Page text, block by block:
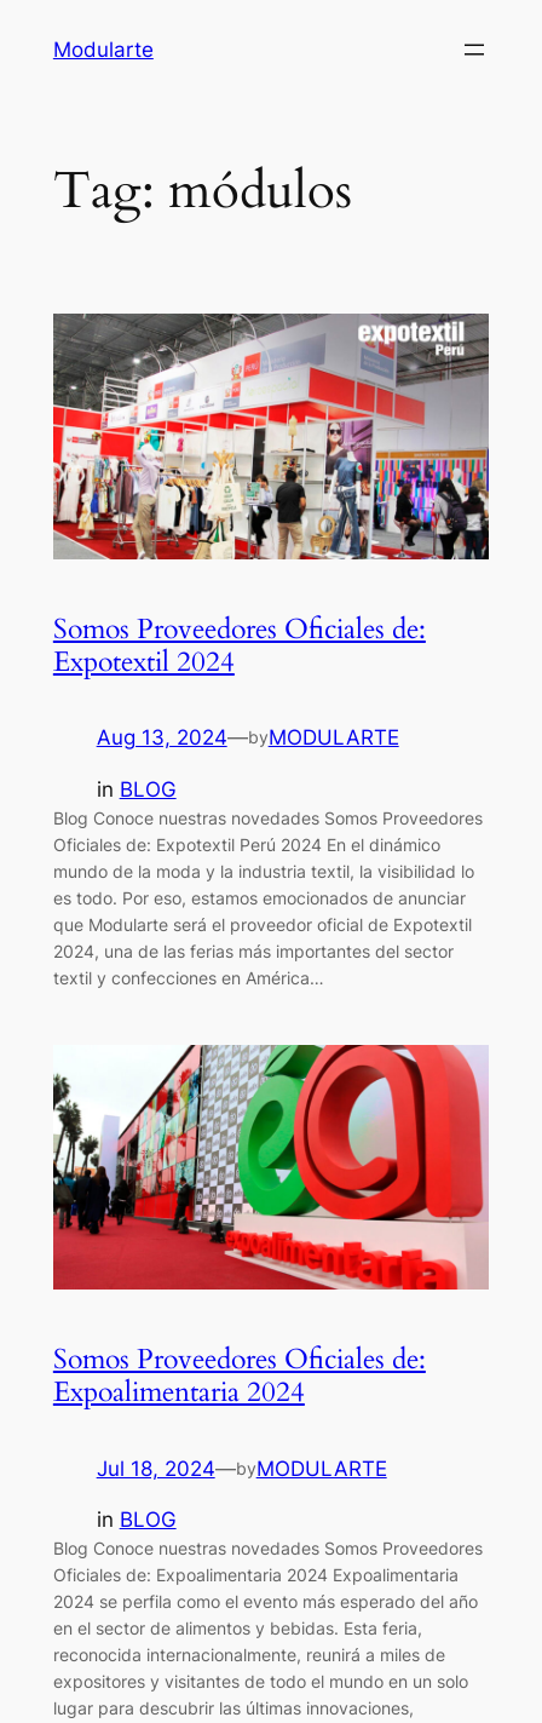
Modularte
Tag: módulos
Somos Proveedores Oficiales de:
Expotextil 2024
Aug 13, 2024—byMODULARTE
in BLOG
Blog Conoce nuestras novedades Somos Proveedores
Oficiales de: Expotextil Perú 2024 En el dinámico
mundo de la moda y la industria textil, la visibilidad lo
es todo. Por eso, estamos emocionados de anunciar
que Modularte será el proveedor oficial de Expotextil
2024, una de las ferias más importantes del sector
textil y confecciones en América…
Somos Proveedores Oficiales de:
Expoalimentaria 2024
Jul 18, 2024—byMODULARTE
in BLOG
Blog Conoce nuestras novedades Somos Proveedores
Oficiales de: Expoalimentaria 2024 Expoalimentaria
2024 se perfila como el evento más esperado del año
en el sector de alimentos y bebidas. Esta feria,
reconocida internacionalmente, reunirá a miles de
expositores y visitantes de todo el mundo en un solo
lugar para descubrir las últimas innovaciones,